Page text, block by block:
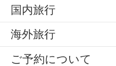
国内旅行
海外旅行
ご予約について